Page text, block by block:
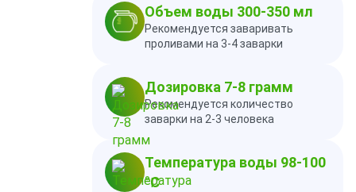
Объем воды 300-350 мл
Рекомендуется заваривать
проливами на 3-4 заварки
Дозировка 7-8 грамм
Рекомендуется количество
заварки на 2-3 человека
Температура воды 98-100
°C